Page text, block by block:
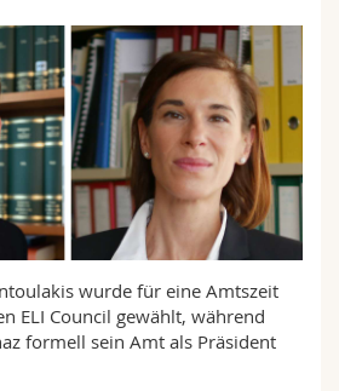
und Bildungswissenschaften
Fak.
wurde für eine Amtszeit
ELI Council gewählt, während
formell sein Amt als Präsident